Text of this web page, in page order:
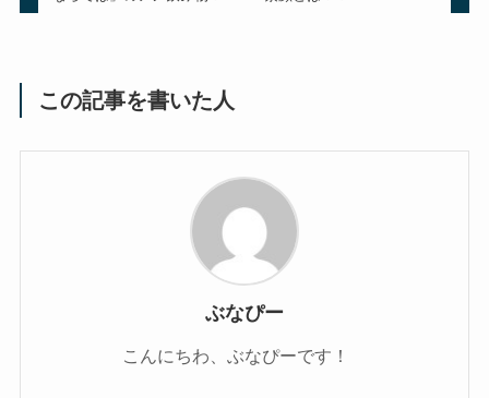
この記事を書いた人
ぶなぴー
こんにちわ、ぶなぴーです！